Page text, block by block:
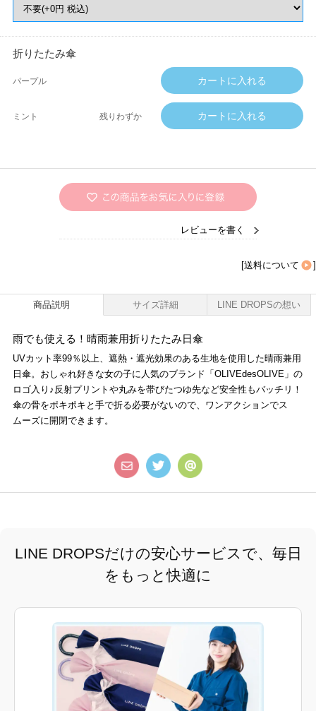
折りたたみ傘
パープル
ミント 残りわずか
レビューを書く
[送料について ]
商品説明 サイズ詳細 LINE DROPSの想い
雨でも使える！晴雨兼用折りたたみ日傘
UVカット率99％以上、遮熱・遮光効果のある生地を使用した晴雨兼用
日傘。おしゃれ好きな女の子に人気のブランド「OLIVEdesOLIVE」の
ロゴ入り♪反射プリントや丸みを帯びたつゆ先など安全性もバッチリ！
傘の骨をポキポキと手で折る必要がないので、ワンアクションでス
ムーズに開閉できます。
LINE DROPSだけの安心サービスで、毎日
をもっと快適に